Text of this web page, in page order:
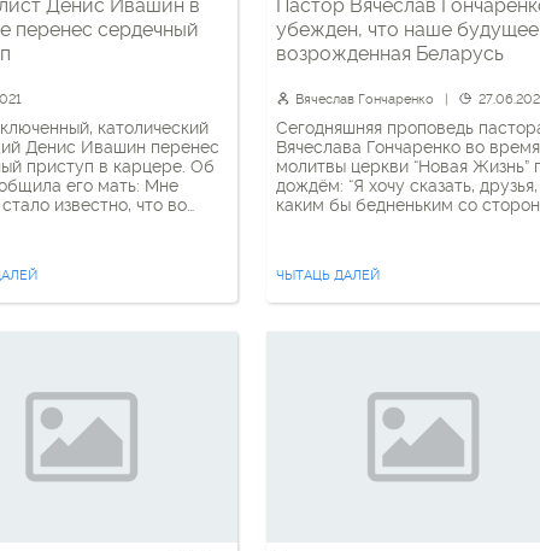
Денис Ивашин в
перенес сердечный
католический
Денис Ивашин перенес
приступ в карцере. Об
его мать: Мне
известно, что во
Не удивительно,
“парилка” – окна
Пастор Вячеслав
убежден, что наше будущее —
возрожденная Беларусь
Вячеслав Гончаренко
Сегодняшняя проповедь
Вячеслава Гончаренко во время
молитвы церкви “Новая Жизнь”
дождём: “Я хочу сказать, друзья,
каким бы бедненьким со
месте. Мы здесь как пророческая
церковь для этой нации, для
ЧЫТАЦЬ ДАЛЕЙ